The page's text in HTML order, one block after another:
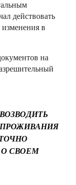
действовать
в
на
СВОЕМ